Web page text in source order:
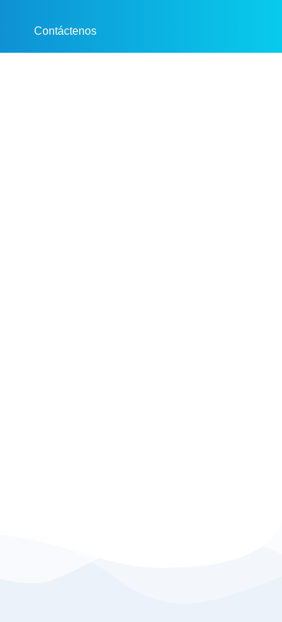
Contáctenos